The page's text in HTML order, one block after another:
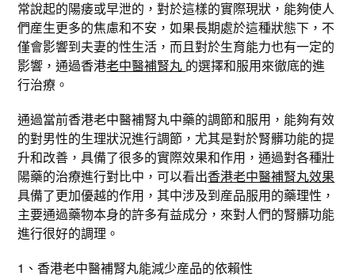
常說起的陽痿或早泄的，對於這樣的實際現狀，能夠使人
們産生更多的焦慮和不安，如果長期處於這種狀態下，不
僅會影響到夫妻的性生活，而且對於生育能力也有一定的
影響，通過香港老中醫補腎丸 的選擇和服用來徹底的進
行治療。
通過當前香港老中醫補腎丸中藥的調節和服用，能夠有效
的對男性的生理狀況進行調節，尤其是對於腎髒功能的提
升和改善，具備了很多的實際效果和作用，通過對各種壯
陽藥的治療進行對比中，可以看出香港老中醫補腎丸效果
具備了更加優越的作用，其中涉及到産品服用的藥理性，
主要通過藥物本身的許多有益成分，來對人們的腎髒功能
進行很好的調理。
1、香港老中醫補腎丸能減少産品的依賴性